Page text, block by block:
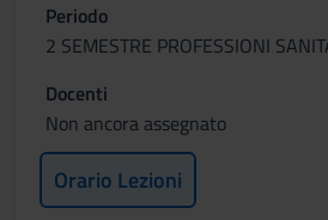
Periodo
2 SEMESTRE PROFESSIONI
Docenti
Non ancora assegnato
Orario Lezioni